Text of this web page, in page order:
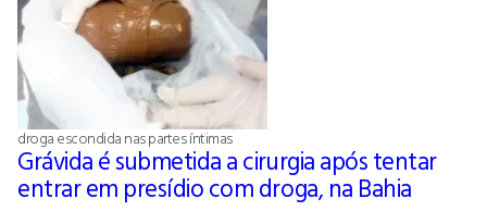
droga escondida nas partes íntimas
Grávida é submetida a cirurgia após tentar
entrar em presídio com droga, na Bahia